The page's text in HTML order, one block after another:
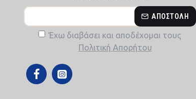
ΑΠΟΣΤΟΛΉ
Έχω διαβάσει και αποδέχομαι τους
Πολιτική Απορήτου